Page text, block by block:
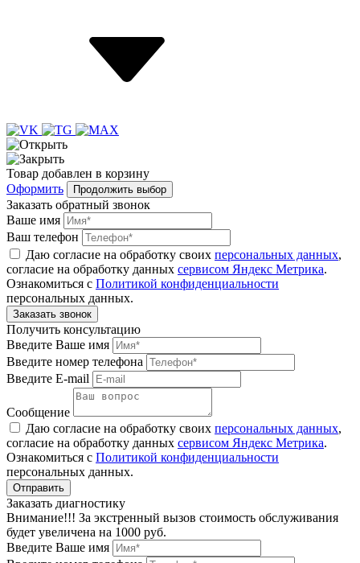
Товар добавлен в корзину
Оформить
Продолжить выбор
Заказать обратный звонок
Ваше имя
Ваш телефон
Даю согласие на обработку своих персональных данных,
согласие на обработку данных сервисом Яндекс Метрика.
Ознакомиться с Политикой конфиденциальности
персональных данных.
Получить консультацию
Введите Ваше имя
Введите номер телефона
Введите E-mail
Сообщение
Даю согласие на обработку своих персональных данных,
согласие на обработку данных сервисом Яндекс Метрика.
Ознакомиться с Политикой конфиденциальности
персональных данных.
Заказать диагностику
Внимание!!! За экстренный вызов стоимость обслуживания
будет увеличена на 1000 руб.
Введите Ваше имя